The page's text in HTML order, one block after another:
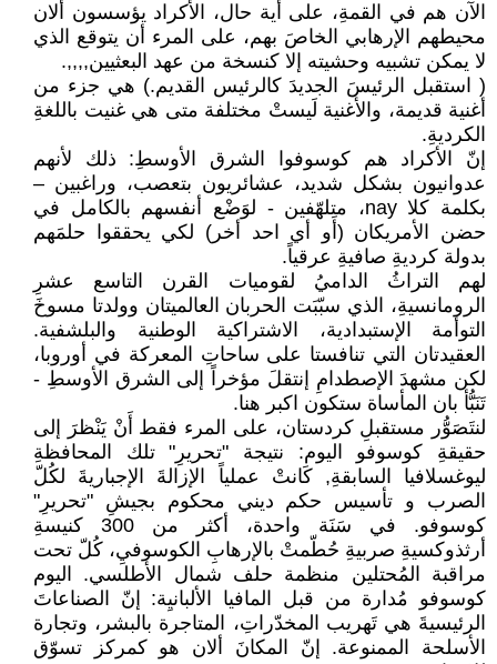
الآن هم في القمةِ، على أية حال، الأكراد يؤسسون ألان
محيطهم الإرهابي الخاصَ بهم، على المرء أن يتوقع الذي
لا يمكن تشبيه وحشيته إلا كنسخة من عهد البعثيين,,,,.
( استقبل الرئيسَ الجديدَ كالرئيس القديم.) هي جزء من
أغنية قديمة، والأغنية لَيستْ مختلفة متى هي غنيت باللغةِ
الكرديةِ.
إنّ الأكراد هم كوسوفوا الشرق الأوسطِ: ذلك لأنهم
عدوانيون بشكل شديد، عشائريون بتعصب، وراغبين –
بكلمة كلا nay، متلهّفين - لوَضْع أنفسهم بالكامل في
حضن الأمريكان (أَو أي احد أخر) لكي يحققوا حلمَهم
بدولة كرديةِ صافيةِ عرقياً.
لهم التراثُ الداميُ لقوميات القرن التاسع عشرِ
الرومانسيةِ، الذي سبّبَت الحربان العالميتان وولدتا مسوخَ
التوأمة الإستبدادية، الاشتراكية الوطنية والبلشفية.
العقيدتان التي تنافستا على ساحاتِ المعركة في أوروبا،
لكن مشهدَ الإصطدامِ إنتقلَ مؤخراً إلى الشرق الأوسطِ -
تَنَبُّأ بان المأساة ستكون اكبر هنا.
لنتَصَوُّر مستقبلِ كردستان، على المرء فقط أَنْ يَنْظرَ إلى
حقيقةِ كوسوفو اليوم: نتيجة "تحريرِ" تلك المحافظةِ
ليوغسلافيا السابقةِ, كَانتْ عملياً الإزالةَ الإجباريةَ لكُلّ
الصرب و تأسيس حكم ديني محكوم بجيشِ "تحريرِ"
كوسوفو. في سَنَة واحدة، أكثر من 300 كنيسةِ
أرثذوكسيةِ صربيةِ حُطّمتْ بالإرهابِ الكوسوفيِ، كُلّ تحت
مراقبة المُحتلين منظمة حلف شمال الأطلسي. اليوم
كوسوفو مُدارة من قبل المافيا الألبانيِة: إنّ الصناعاتَ
الرئيسيةَ هي تَهريب المخدّراتِ، المتاجرة بالبشر، وتجارة
الأسلحة الممنوعة. إنّ المكانَ ألان هو كمركز تسوّق